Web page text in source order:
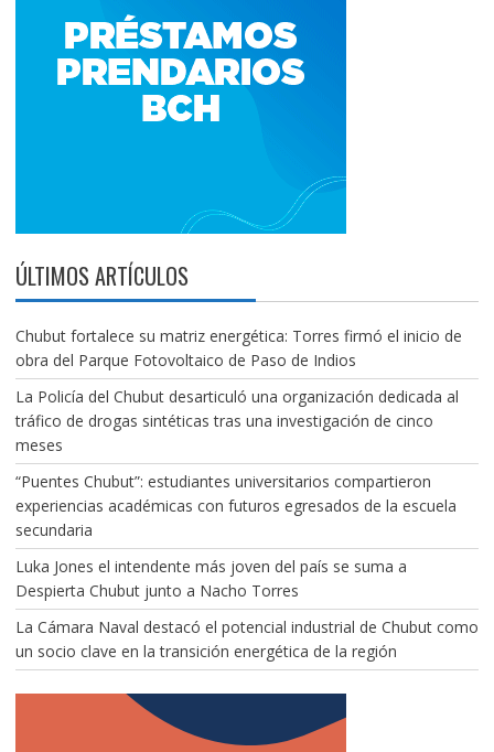
ÚLTIMOS ARTÍCULOS
Chubut fortalece su matriz energética: Torres firmó el inicio de
obra del Parque Fotovoltaico de Paso de Indios
La Policía del Chubut desarticuló una organización dedicada al
tráfico de drogas sintéticas tras una investigación de cinco
meses
“Puentes Chubut”: estudiantes universitarios compartieron
experiencias académicas con futuros egresados de la escuela
secundaria
Luka Jones el intendente más joven del país se suma a
Despierta Chubut junto a Nacho Torres
La Cámara Naval destacó el potencial industrial de Chubut como
un socio clave en la transición energética de la región